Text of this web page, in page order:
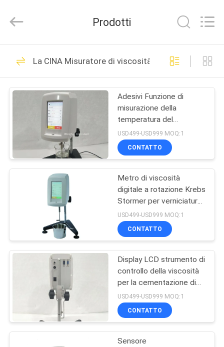
CASA
PRODOTTI
GIRO
FABBRICA
CONTROLLO
DI
QUALITÀ
CONTATTICI
RICHIEDA
Reserved.
Developed
Densitometro
digitale
83
Testatore di metalli
preziosi
66
Macchina di prova
universale
81
Prodotti
La CINA Misuratore di viscosità digitale
Adesivi Funzione di
misurazione della
temperatura del
viscosità digitale per la
medicina
USD499-USD999 MOQ:1
CONTATTO
Metro di viscosità
digitale a rotazione Krebs
Stormer per verniciatura
e rivestimento
USD499-USD999 MOQ:1
CONTATTO
Display LCD strumento di
controllo della viscosità
per la cementazione di
composti
USD499-USD999 MOQ:1
CONTATTO
Sensore